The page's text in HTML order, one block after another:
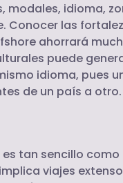
modales, idioma,
Conocer las
ahorrará
puede
idioma, pues
de un país a otro.
tan sencillo
viajes